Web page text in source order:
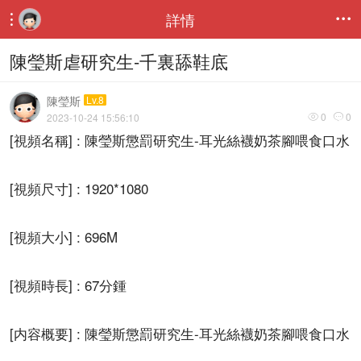
 詳情 
陳瑩斯虐研究生-千裏舔鞋底
陳瑩斯 Lv.8
 0  0
2023-10-24 15:56:10
[視頻名稱] : 陳瑩斯懲罰研究生-耳光絲襪奶茶腳喂食口水
[視頻尺寸] : 1920*1080
[視頻大小] : 696M
[視頻時長] : 67分鍾
[内容概要] : 陳瑩斯懲罰研究生-耳光絲襪奶茶腳喂食口水